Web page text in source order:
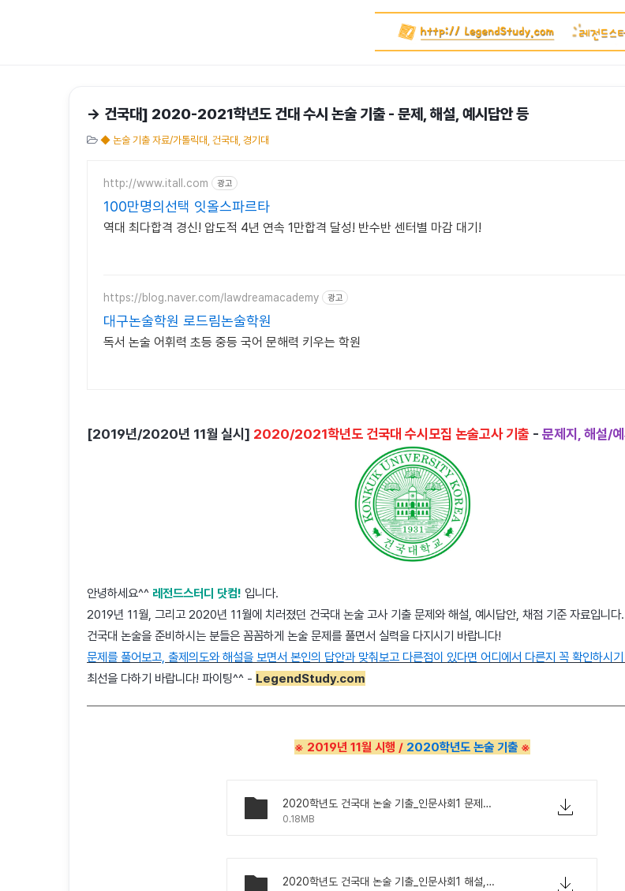
→ 건국대] 2020-2021학년도 건대 수시 논술 기출 - 문제, 해설, 예시답안 등
◆ 논술 기출 자료/가톨릭대, 건국대, 경기대
http://www.itall.com 광고
100만명의선택 잇올스파르타
역대 최다합격 경신! 압도적 4년 연속 1만합격 달성! 반수반 센터별 마감 대기!
https://blog.naver.com/lawdreamacademy 광고
대구논술학원 로드림논술학원
독서 논술 어휘력 초등 중등 국어 문해력 키우는 학원
[2019년/2020년 11월 실시] 2020/2021학년도 건국대 수시모집 논술고사 기출 - 문제지, 해설/
안녕하세요^^ 레전드스터디 닷컴! 입니다.
2019년 11월, 그리고 2020년 11월에 치러졌던 건국대 논술 고사 기출 문제와 해설, 예시답안, 채점 기준 자료입니다.
건국대 논술을 준비하시는 분들은 꼼꼼하게 논술 문제를 풀면서 실력을 다지시기 바랍니다!
문제를 풀어보고, 출제의도와 해설을 보면서 본인의 답안과 맞춰보고 다른점이 있다면 어디에서 다른지 꼭 확인하시
최선을 다하기 바랍니다! 파이팅^^ - LegendStudy.com
※ 2019년 11월 시행 / 2020학년도 논술 기출※
2020학년도 건국대 논술 기출_인문사회1 문제지.pdf
0.18MB
2020학년도 건국대 논술 기출_인문사회1 해설,예시답안.pdf